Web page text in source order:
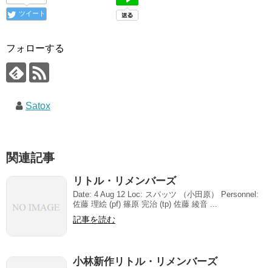
ツイート
フォローする
Satox
関連記事
リトル・リメンバーズ
Date: 4 Aug 12 Loc: スパッツ （小田原） Personnel:
佐藤 理絵 (pf) 篠原 完治 (tp) 佐藤 綾音 ...
記事を読む
小林新作リトル・リメンバーズ